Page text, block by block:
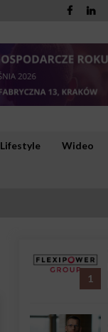
Lifestyle Wideo
1